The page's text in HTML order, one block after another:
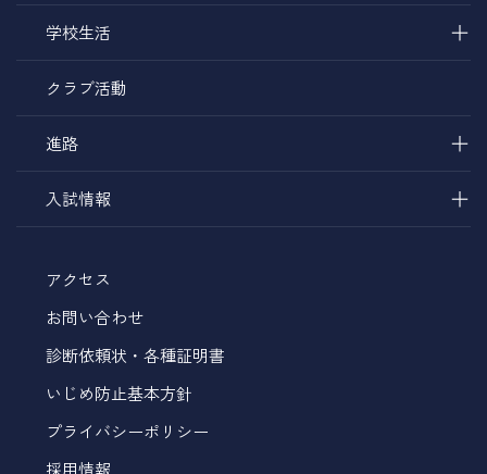
学校生活 ＋
クラブ活動
進路 ＋
入試情報 ＋
アクセス
お問い合わせ
診断依頼状・各種証明書
いじめ防止基本方針
プライバシーポリシー
採用情報